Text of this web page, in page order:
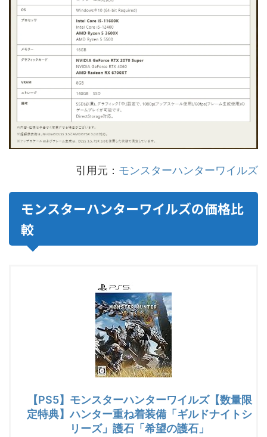
引用元： モンスターハンターワイルズ
モンスターハンターワイルズの価格比
較
【PS5】モンスターハンターワイルズ【数量限
定特典】ハンター重ね着装備「ギルドナイトシ
リーズ」護石「希望の護石」